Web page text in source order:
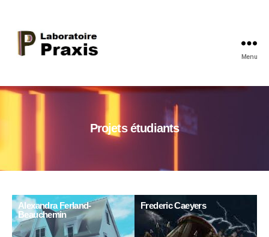
Menu
Projets étudiants
Alexandra Ferland-
Beauchemin
Frederic Caeyers